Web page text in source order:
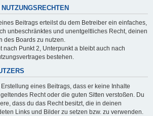
Beitrags erteilst du dem Betreiber ein einfaches,
unbeschränktes und unentgeltliches Recht, deinen
des Boards zu nutzen.
nach Punkt 2, Unterpunkt a bleibt auch nach
bestehen.
eines Beitrags, dass er keine Inhalte
Recht oder die guten Sitten verstoßen. Du
dass du das Recht besitzt, die in deinen
Links und Bilder zu setzen bzw. zu verwenden.